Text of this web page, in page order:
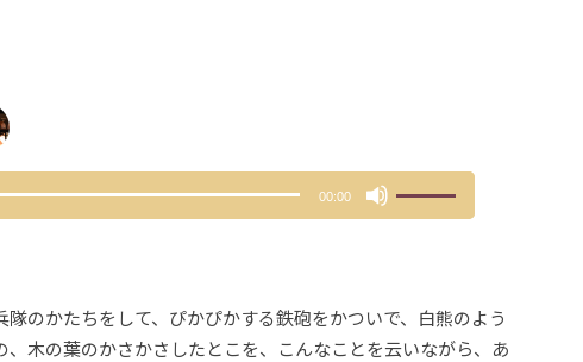
00:00
調
節
のかたちをして、ぴかぴかする鉄砲をかついで、白熊のよう
木の葉のかさかさしたとこを、こんなことを云いながら、あ